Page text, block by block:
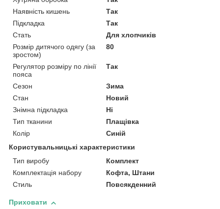
Наявність кишень
Так
Підкладка
Так
Стать
Для хлопчиків
Розмір дитячого одягу (за
зростом)
80
Регулятор розміру по лінії
пояса
Так
Сезон
Зима
Стан
Новий
Знімна підкладка
Ні
Тип тканини
Плащівка
Колір
Синій
Користувальницькі характеристики
Тип виробу
Комплект
Комплектація набору
Кофта, Штани
Стиль
Повсякденний
Приховати